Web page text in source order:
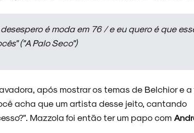
é moda em 76 / e eu quero é que
("A Palo Seco")
após mostrar os temas de Belchior e a
acha que um artista desse jeito, cantando
Mazzola foi então ter um papo com